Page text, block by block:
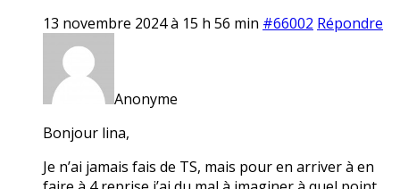
13 novembre 2024 à 15 h 56 min #66002 Répondre
Anonyme
Bonjour lina,
Je n’ai jamais fais de TS, mais pour en arriver à en